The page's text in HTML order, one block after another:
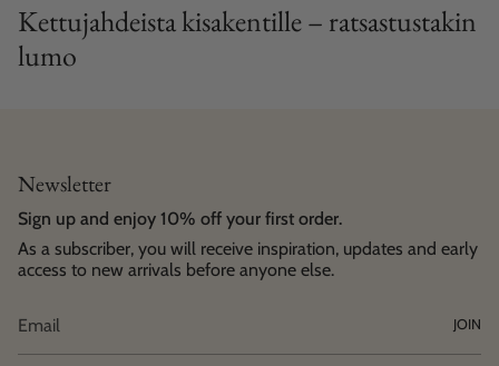
Kettujahdeista kisakentille – ratsastustakin
lumo
Newsletter
Sign up and enjoy 10% off your first order.
As a subscriber, you will receive inspiration, updates and early
access to new arrivals before anyone else.
JOIN